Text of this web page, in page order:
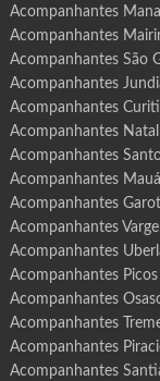
o
m
p
o
l
i
s
S
Acompanhantes
Acompanhantes
Acompanhantes São
Acompanhantes
Acompanhantes
Acompanhantes Natal
Acompanhantes
Acompanhantes
Acompanhantes
Acompanhantes
Acompanhantes
Acompanhantes Picos
Acompanhantes
Acompanhantes
Acompanhantes
Acompanhantes